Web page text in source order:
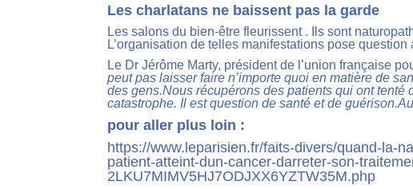
Les charlatans ne baissent pas la garde
Les salons du bien-être fleurissent . Ils sont
L’organisation de telles manifestations pose
Le Dr Jérôme Marty, président de l’union française
peut pas laisser faire n’importe quoi en matière de
des gens.Nous récupérons des patients qui ont tenté
catastrophe. Il est question de santé et de
pour aller plus loin :
https://www.leparisien.fr/faits-divers/quand-la-
patient-atteint-dun-cancer-darreter-son-
2LKU7MIMV5HJ7ODJXX6YZTW35M.php